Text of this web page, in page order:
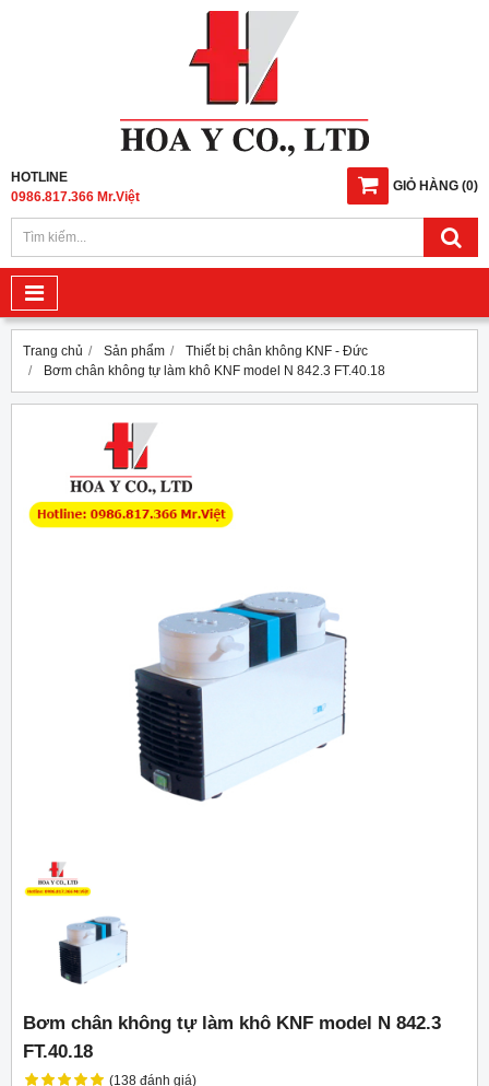
GIỎ HÀNG (0)
HOTLINE
0986.817.366 Mr.Việt
Trang chủ Sản phẩm
Thiết bị chân không KNF - Đức
Bơm chân không tự làm khô KNF model N 842.3 FT.40.18
Bơm chân không tự làm khô KNF model N 842.3
FT.40.18
(138 đánh giá)